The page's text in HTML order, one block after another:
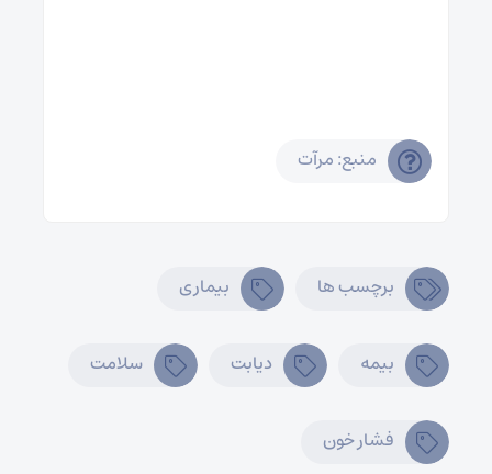
منبع: مرآت
برچسب ها بیماری
بیمه دیابت سلامت
فشار خون